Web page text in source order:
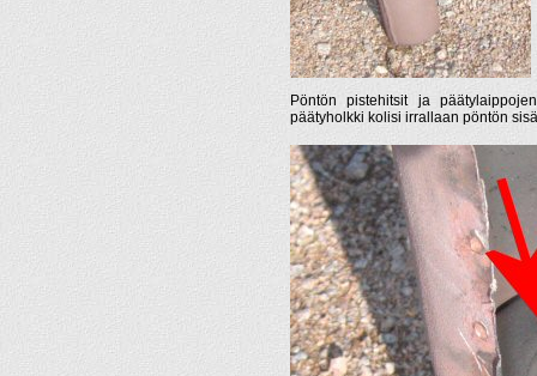
Pöntön pistehitsit ja
päätyholkki kolisi irrallaan pöntön